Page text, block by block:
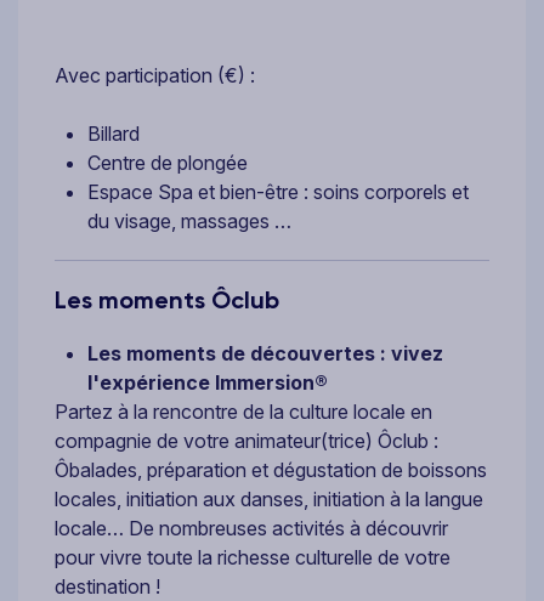
Avec participation (€) :
Billard
Centre de plongée
Espace Spa et bien-être : soins corporels et
du visage, massages …
Les moments Ôclub
Les moments de découvertes : vivez
l'expérience Immersion®
Partez à la rencontre de la culture locale en
compagnie de votre animateur(trice) Ôclub :
Ôbalades, préparation et dégustation de boissons
locales, initiation aux danses, initiation à la langue
locale… De nombreuses activités à découvrir
pour vivre toute la richesse culturelle de votre
destination !